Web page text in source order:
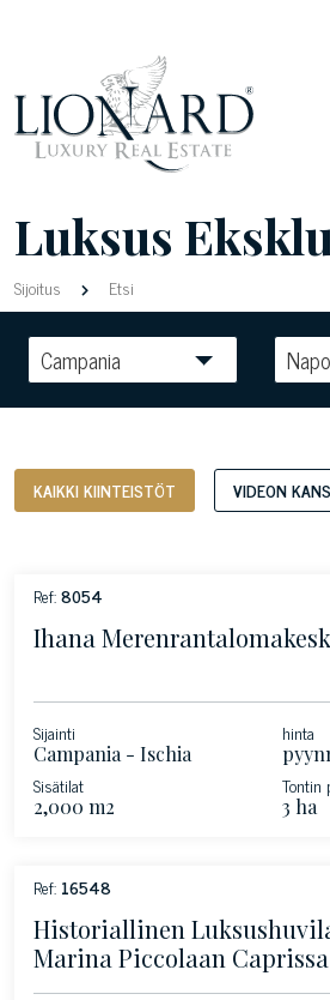
Luksus
Sijoitus Etsi
Campania
KAIKKI KIINTEISTÖT VIDEON
Ref:8054
Ihana
Sijainti
Campania - Ischia
hinta
Sisätilat
2,000 m2
Tontin
3 ha
Ref: 16548
Historiallinen
Marina Piccolaan Caprissa